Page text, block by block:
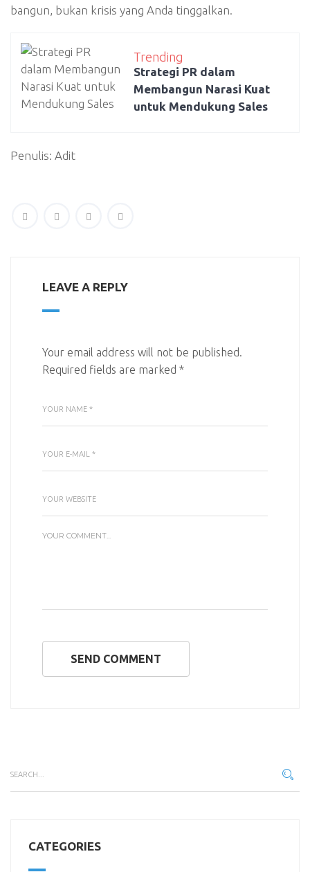
bangun, bukan krisis yang Anda tinggalkan.
Trending
Strategi PR dalam
Membangun Narasi Kuat
untuk Mendukung Sales
Penulis: Adit
LEAVE A REPLY
Your email address will not be published.
Required fields are marked *
SEND COMMENT
CATEGORIES